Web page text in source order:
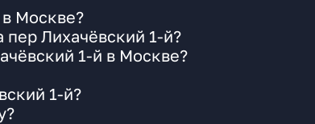
Москве?
Лихачёвский 1-й?
1-й в Москве?
1-й?